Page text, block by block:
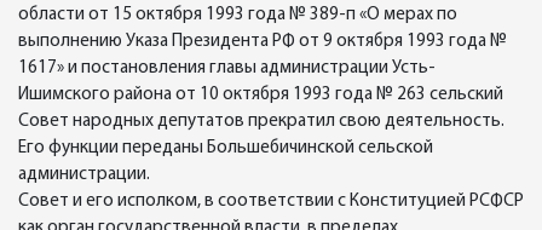
области от 15 октября 1993 года № 389-п «О мерах по
выполнению Указа Президента РФ от 9 октября 1993 года №
1617» и постановления главы администрации Усть-
Ишимского района от 10 октября 1993 года № 263 сельский
Совет народных депутатов прекратил свою деятельность.
Его функции переданы Большебичинской сельской
администрации.
Совет и его исполком, в соответствии с Конституцией РСФСР